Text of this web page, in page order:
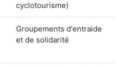
cyclotourisme)
Groupements d'entraide
et de solidarité